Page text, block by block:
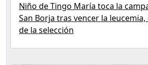
Niño de Tingo María toca la
San Borja tras vencer la
de la selección